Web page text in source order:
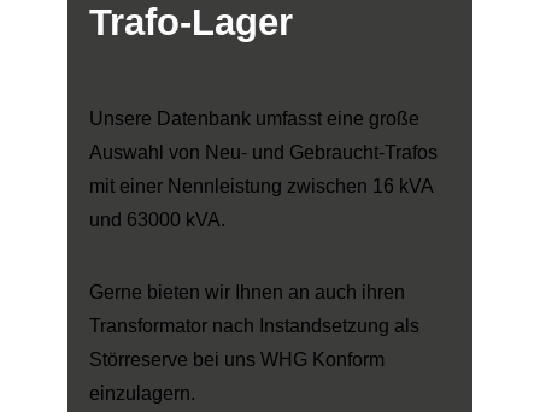
Trafo-Lager
Unsere Datenbank umfasst eine große
Auswahl von Neu- und Gebraucht-Trafos
mit einer Nennleistung zwischen 16 kVA
und 63000 kVA.
Gerne bieten wir Ihnen an auch ihren
Transformator nach Instandsetzung als
Störreserve bei uns WHG Konform
einzulagern.